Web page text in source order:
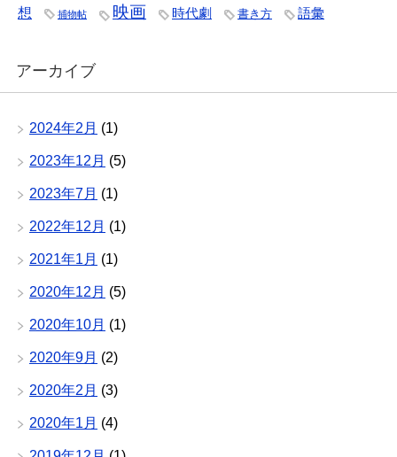
想
捕物帖 映画 時代劇 書き方 語彙
アーカイブ
2024年2月 (1)
2023年12月 (5)
2023年7月 (1)
2022年12月 (1)
2021年1月 (1)
2020年12月 (5)
2020年10月 (1)
2020年9月 (2)
2020年2月 (3)
2020年1月 (4)